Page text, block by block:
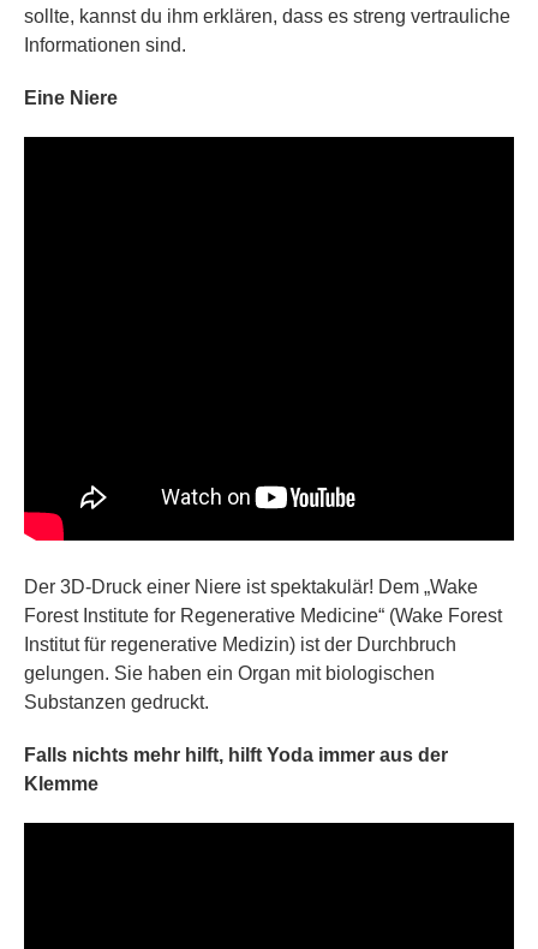
sollte, kannst du ihm erklären, dass es streng vertrauliche
Informationen sind.
Eine Niere
Der 3D-Druck einer Niere ist spektakulär! Dem „Wake
Forest Institute for Regenerative Medicine“ (Wake Forest
Institut für regenerative Medizin) ist der Durchbruch
gelungen. Sie haben ein Organ mit biologischen
Substanzen gedruckt.
Falls nichts mehr hilft, hilft Yoda immer aus der
Klemme